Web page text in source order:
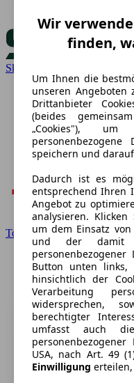
Skoda
Toyota
Wir
finden,
Um Ihnen die
unseren
Drittanbieter
(beides
„Cookies"), um
speichern und
Dadurch ist es
entsprechend Ihren
Angebot zu
analysieren.
um dem Einsatz
und der damit
Button unten links,
hinsichtlich der
Verarbeitung
widersprechen,
berechtigter
umfasst auch
USA, nach Art. 49
Einwilligung